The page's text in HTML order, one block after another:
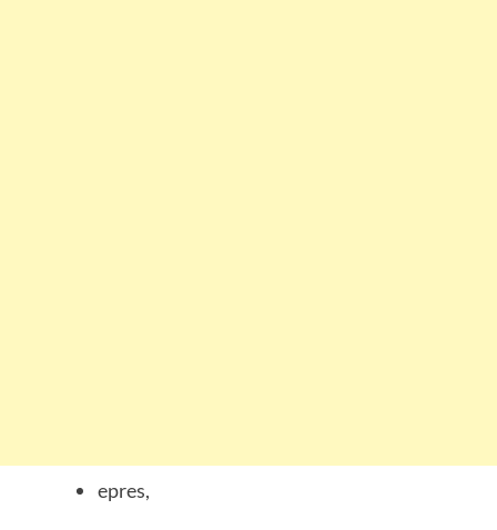
epres,